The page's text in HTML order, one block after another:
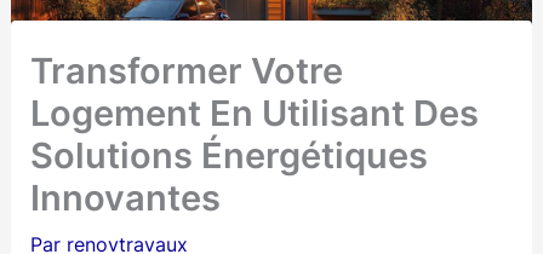
Transformer Votre
Logement En Utilisant Des
Solutions Énergétiques
Innovantes
Par renovtravaux